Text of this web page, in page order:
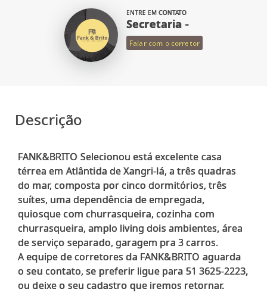
ENTRE EM CONTATO
Secretaria -
Falar com o corretor
Descrição
FANK&BRITO Selecionou está excelente casa
térrea em Atlântida de Xangri-lá, a três quadras
do mar, composta por cinco dormitórios, três
suítes, uma dependência de empregada,
quiosque com churrasqueira, cozinha com
churrasqueira, amplo living dois ambientes, área
de serviço separado, garagem pra 3 carros.
A equipe de corretores da FANK&BRITO aguarda
o seu contato, se preferir ligue para 51 3625-2223,